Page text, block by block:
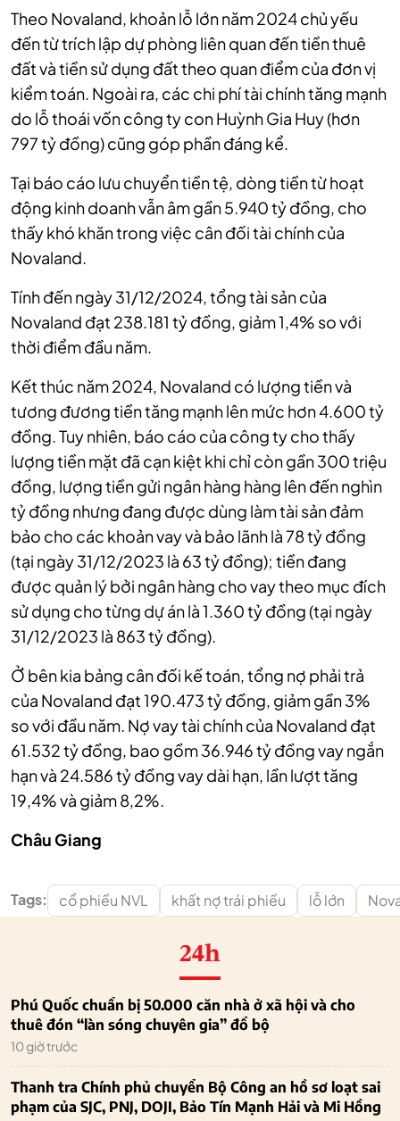
Theo Novaland, khoản lỗ lớn năm 2024 chủ yếu
đến từ trích lập dự phòng liên quan đến tiền thuê
đất và tiền sử dụng đất theo quan điểm của đơn vị
kiểm toán. Ngoài ra, các chi phí tài chính tăng mạnh
do lỗ thoái vốn công ty con Huỳnh Gia Huy (hơn
797 tỷ đồng) cũng góp phần đáng kể.
Tại báo cáo lưu chuyển tiền tệ, dòng tiền từ hoạt
động kinh doanh vẫn âm gần 5.940 tỷ đồng, cho
thấy khó khăn trong việc cân đối tài chính của
Novaland.
Tính đến ngày 31/12/2024, tổng tài sản của
Novaland đạt 238.181 tỷ đồng, giảm 1,4% so với
thời điểm đầu năm.
Kết thúc năm 2024, Novaland có lượng tiền và
tương đương tiền tăng mạnh lên mức hơn 4.600 tỷ
đồng. Tuy nhiên, báo cáo của công ty cho thấy
lượng tiền mặt đã cạn kiệt khi chỉ còn gần 300 triệu
đồng, lượng tiền gửi ngân hàng hàng lên đến nghìn
tỷ đồng nhưng đang được dùng làm tài sản đảm
bảo cho các khoản vay và bảo lãnh là 78 tỷ đồng
(tại ngày 31/12/2023 là 63 tỷ đồng); tiền đang
được quản lý bởi ngân hàng cho vay theo mục đích
sử dụng cho từng dự án là 1.360 tỷ đồng (tại ngày
31/12/2023 là 863 tỷ đồng).
Ở bên kia bảng cân đối kế toán, tổng nợ phải trả
của Novaland đạt 190.473 tỷ đồng, giảm gần 3%
so với đầu năm. Nợ vay tài chính của Novaland đạt
61.532 tỷ đồng, bao gồm 36.946 tỷ đồng vay ngắn
hạn và 24.586 tỷ đồng vay dài hạn, lần lượt tăng
19,4% và giảm 8,2%.
Châu Giang
Tags: cổ phiếu NVL khất nợ trái phiếu lỗ lớn
24h
Phú Quốc chuẩn bị 50.000 căn nhà ở xã hội và cho
thuê đón “làn sóng chuyên gia” đổ bộ
10 giờ trước
Thanh tra Chính phủ chuyển Bộ Công an hồ sơ loạt sai
phạm của SJC, PNJ, DOJI, Bảo Tín Mạnh Hải và Mi Hồng